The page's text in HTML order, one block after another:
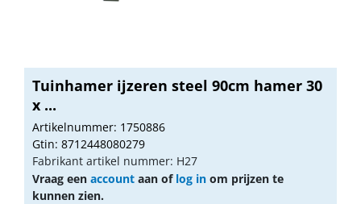
Tuinhamer ijzeren steel 90cm hamer 30
x ...
Artikelnummer: 1750886
Gtin: 8712448080279
Fabrikant artikel nummer: H27
Vraag een account aan of log in om prijzen te
kunnen zien.